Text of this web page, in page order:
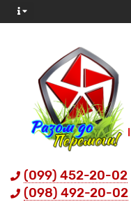
(099) 452-20-02
(098) 492-20-02